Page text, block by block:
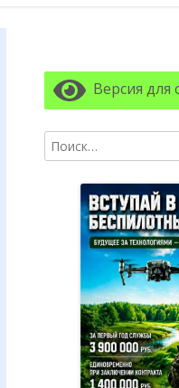
боковая
колонка
Версия для
Найти: